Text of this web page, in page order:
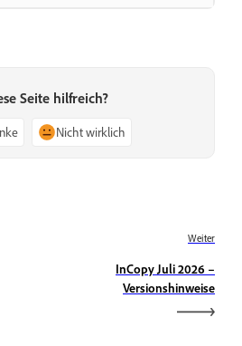
Seite hilfreich?
Nicht wirklich
Weiter
InCopy Juli 2026 –
Versionshinweise